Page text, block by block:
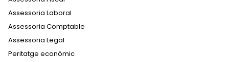
Assessoria Laboral
Assessoria Comptable
Assessoria Legal
Peritatge econòmic